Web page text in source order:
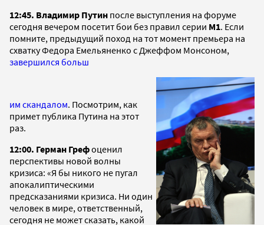
12:45. Владимир Путин после выступления на форуме
сегодня вечером посетит бои без правил серии M1. Если
помните, предыдущий поход на тот момент премьера на
схватку Федора Емельяненко с Джеффом Монсоном,
завершился больш
им скандалом. Посмотрим, как
примет публика Путина на этот
раз.
12:00. Герман Грефоценил
перспективы новой волны
кризиса: «Я бы никого не пугал
апокалиптическими
предсказаниями кризиса. Ни один
человек в мире, ответственный,
сегодня не может сказать, какой